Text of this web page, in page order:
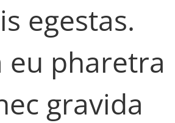
egestas.
eu pharetra
gravida